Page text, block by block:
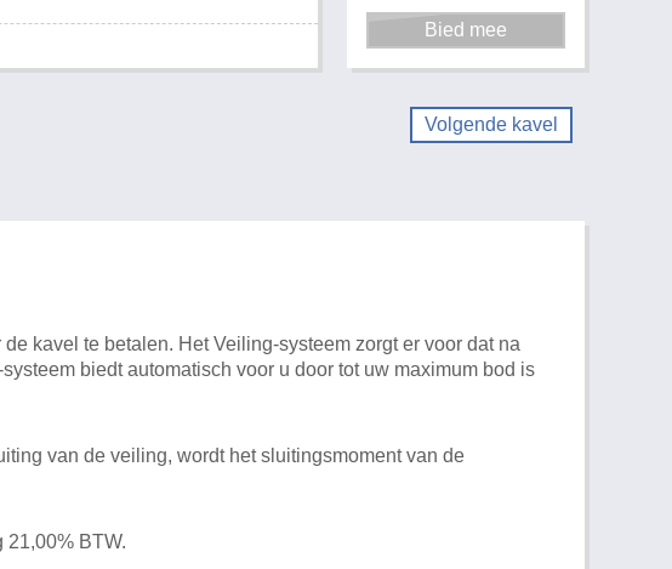
Volgende kavel
kavel te betalen. Het Veiling-systeem zorgt er voor dat na
biedt automatisch voor u door tot uw maximum bod is
van de veiling, wordt het sluitingsmoment van de
21,00% BTW.